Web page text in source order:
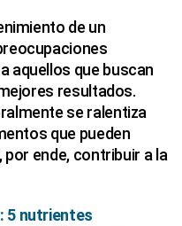
de un
aquellos que buscan
resultados.
se ralentiza
que pueden
ende, contribuir a la
5 nutrientes